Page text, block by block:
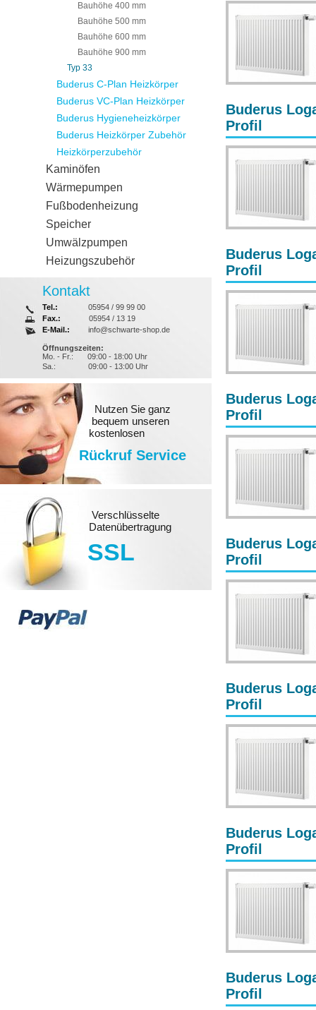
Buderus
Profil
Buderus
Profil
Buderus
Profil
Buderus
Profil
Buderus
Profil
Buderus
Profil
Buderus
Profil
Bauhöhe 400 mm
Bauhöhe 500 mm
Bauhöhe 600 mm
Bauhöhe 900 mm
Typ 33
Buderus C-Plan Heizkörper
Buderus VC-Plan Heizkörper
Buderus Hygieneheizkörper
Buderus Heizkörper Zubehör
Heizkörperzubehör
Kaminöfen
Wärmepumpen
Fußbodenheizung
Speicher
Umwälzpumpen
Heizungszubehör
Kontakt
Tel.:
05954 / 99 99 00
Fax.:
05954 / 13 19
E-Mail.:
info@schwarte-shop.de
Öffnungszeiten:
Mo. - Fr.:
09:00 - 18:00 Uhr
Sa.:
09:00 - 13:00 Uhr
Nutzen Sie ganz
bequem unseren
kostenlosen
Rückruf Service
Verschlüsselte
Datenübertragung
SSL